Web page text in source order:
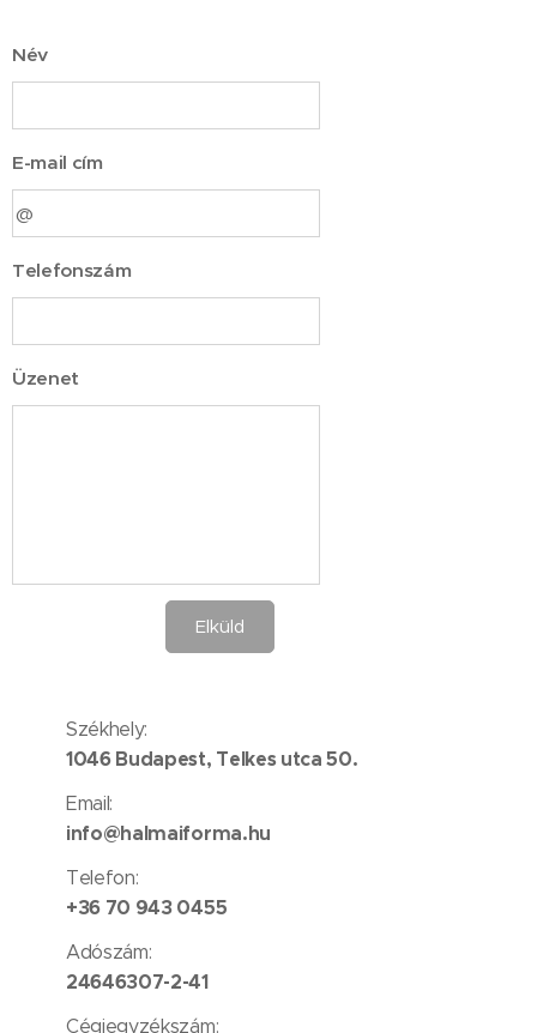
Név
E-mail cím
Telefonszám
Üzenet
Elküld
Székhely:
1046 Budapest, Telkes utca 50.
Email:
info@halmaiforma.hu
Telefon:
+36 70 943 0455
Adószám:
24646307-2-41
Cégjegyzékszám: